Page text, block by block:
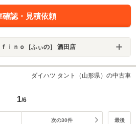
確認・見積依頼
ｉｎｏ［ふぃの］ 酒田店
ダイハツ タント（山形県）の中古車
1/6
次の30件 最後